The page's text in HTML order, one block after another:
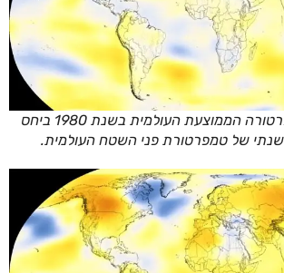
ההפרש בין הטמפרטורה הממוצעת העולמית בשנת 1980 ביחס
של טמפרטורת פני השטח העולמית.